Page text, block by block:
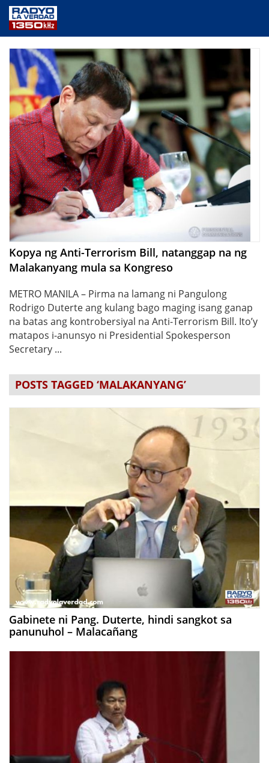
PUBLIC SERVICE
ANNOUNCEMENTS
PROGRAMS
ABOUT
CONTACT US
Kopya ng Anti-Terrorism Bill, natanggap na ng
Malakanyang mula sa Kongreso
METRO MANILA – Pirma na lamang ni Pangulong
Rodrigo Duterte ang kulang bago maging isang ganap
na batas ang kontrobersiyal na Anti-Terrorism Bill. Ito’y
matapos i-anunsyo ni Presidential Spokesperson
Secretary ...
POSTS TAGGED ‘MALAKANYANG’
Gabinete ni Pang. Duterte, hindi sangkot sa
panunuhol – Malacañang